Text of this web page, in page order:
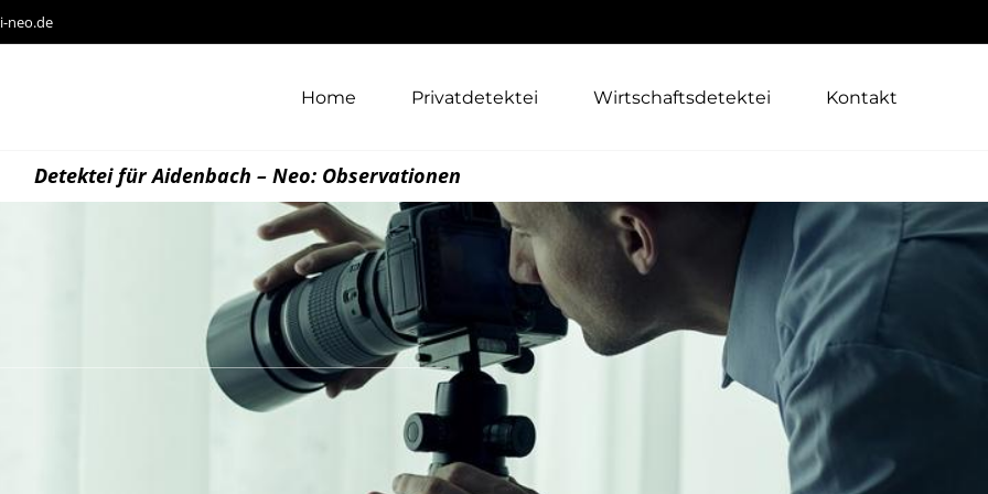
neo.de
Home Privatdetektei Wirtschaftsdetektei Kontakt
Detektei für Aidenbach – Neo: Observationen